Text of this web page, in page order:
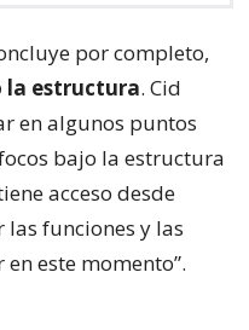
por completo,
la estructura. Cid
en algunos puntos
bajo la estructura
acceso desde
las funciones y las
este momento”.